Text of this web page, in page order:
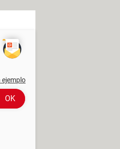
ejemplo